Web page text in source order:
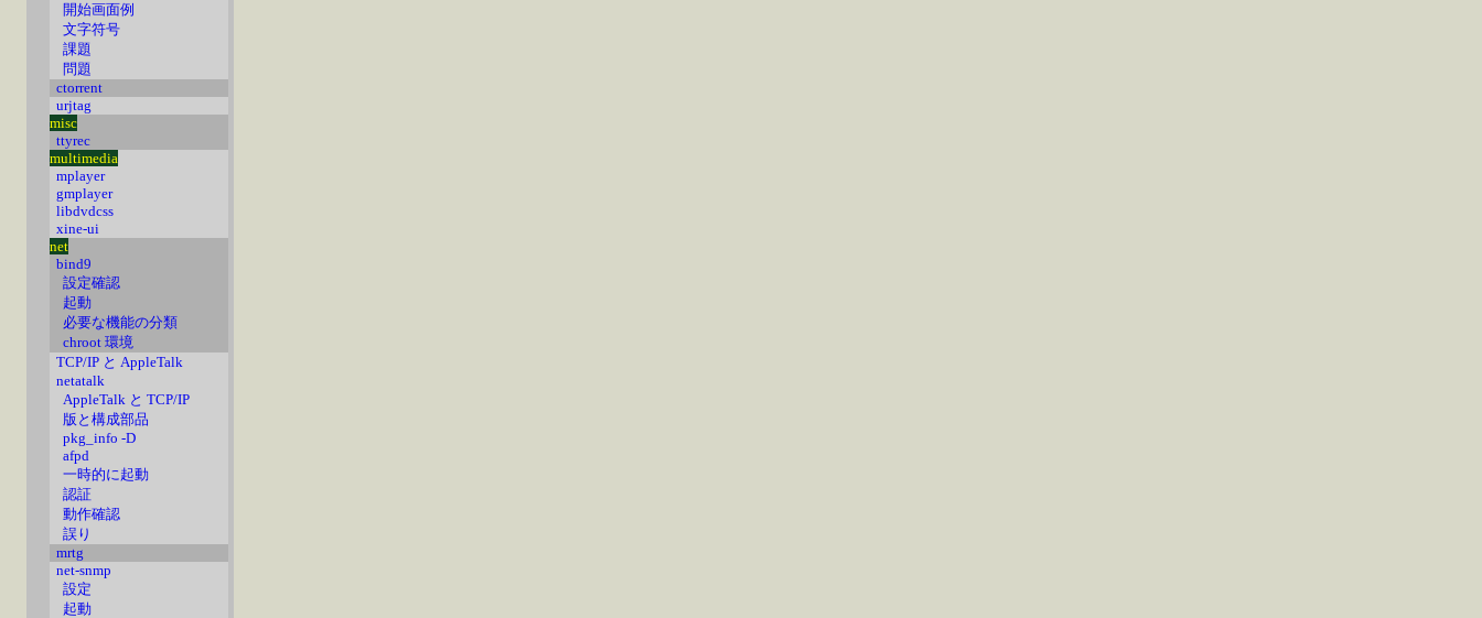
開始画面例
文字符号
課題
問題
ctorrent
urjtag
misc
ttyrec
multimedia
mplayer
gmplayer
libdvdcss
xine-ui
net
bind9
設定確認
起動
必要な機能の分類
chroot 環境
TCP/IP と AppleTalk
netatalk
AppleTalk と TCP/IP
版と構成部品
pkg_info -D
afpd
一時的に起動
認証
動作確認
誤り
mrtg
net-snmp
設定
起動